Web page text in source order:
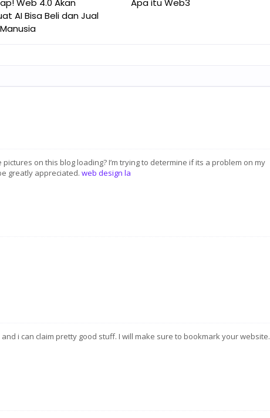
Web 4.0 Akan
AI Bisa Beli dan Jual
Apa itu Web3
on this blog loading? I’m trying to determine if its a problem on my
greatly appreciated. web design la
i can claim pretty good stuff. I will make sure to bookmark your website.